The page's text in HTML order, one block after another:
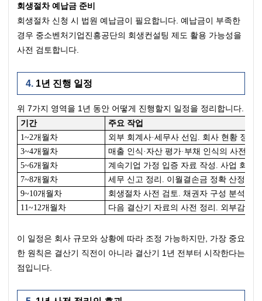
회생절차 예납금 준비
회생절차 신청 시 법원 예납금이 필요합니다. 예납금이 부족한
경우 중소벤처기업진흥공단의 회생컨설팅 제도 활용 가능성을
사전 검토합니다.
1년 진행 일정
위 7가지 영역을 1년 동안 어떻게 진행할지 일정을 정리합니다.
기간
주요 작업
1~2개월차
외부 회계사·세무사 선임. 회사 현황 정밀
3~4개월차
매출 인식·자산 평가·부채 인식의 사전 점
5~6개월차
계속기업 가정 입증 자료 작성. 사업 회복
7~8개월차
세무 신고 정리. 이월결손금 정확 산정. 세
9~10개월차
회생절차 사전 검토. 채권자 구성 분석. 청
11~12개월차
다음 결산기 자료의 사전 정리. 외부감사
이 일정은 회사 규모와 상황에 따라 조정 가능하지만, 가장 중요
한 원칙은 결산기 직전이 아니라 결산기 1년 전부터 시작한다는
점입니다.